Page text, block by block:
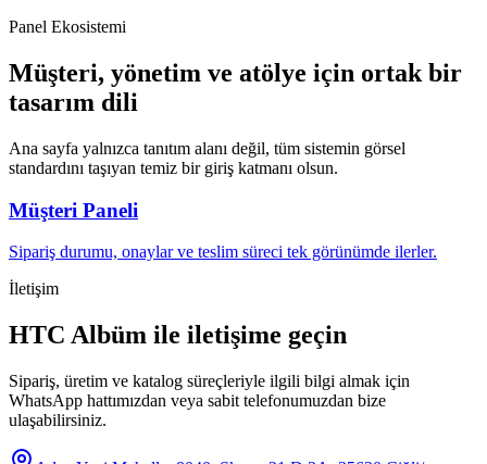
Panel Ekosistemi
Müşteri, yönetim ve atölye için ortak bir
tasarım dili
Ana sayfa yalnızca tanıtım alanı değil, tüm sistemin görsel
standardını taşıyan temiz bir giriş katmanı olsun.
Müşteri Paneli
Sipariş durumu, onaylar ve teslim süreci tek görünümde ilerler.
İletişim
HTC Albüm ile iletişime geçin
Sipariş, üretim ve katalog süreçleriyle ilgili bilgi almak için
WhatsApp hattımızdan veya sabit telefonumuzdan bize
ulaşabilirsiniz.